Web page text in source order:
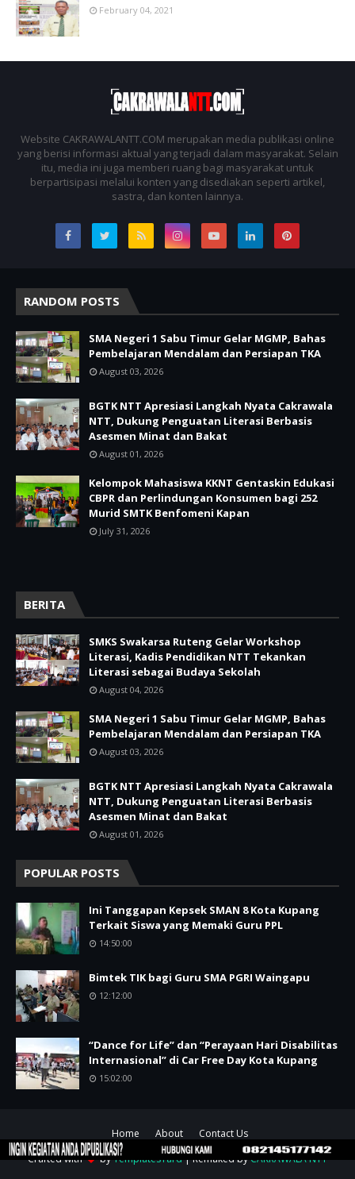
February 04, 2021
Website CAKRAWALANTT.COM merupakan media publikasi online
yang berisi informasi aktual yang terjadi dalam masyarakat. Selain
itu, media ini juga memberi ruang bagi masyarakat untuk
berpartisipasi melalui konten yang disediakan seperti artikel,
sastra, dan konten lainnya.
RANDOM POSTS
SMA Negeri 1 Sabu Timur Gelar MGMP, Bahas
Pembelajaran Mendalam dan Persiapan TKA
August 03, 2026
BGTK NTT Apresiasi Langkah Nyata Cakrawala
NTT, Dukung Penguatan Literasi Berbasis
Asesmen Minat dan Bakat
August 01, 2026
Kelompok Mahasiswa KKNT Gentaskin Edukasi
CBPR dan Perlindungan Konsumen bagi 252
Murid SMTK Benfomeni Kapan
July 31, 2026
BERITA
SMKS Swakarsa Ruteng Gelar Workshop
Literasi, Kadis Pendidikan NTT Tekankan
Literasi sebagai Budaya Sekolah
August 04, 2026
SMA Negeri 1 Sabu Timur Gelar MGMP, Bahas
Pembelajaran Mendalam dan Persiapan TKA
August 03, 2026
BGTK NTT Apresiasi Langkah Nyata Cakrawala
NTT, Dukung Penguatan Literasi Berbasis
Asesmen Minat dan Bakat
August 01, 2026
POPULAR POSTS
Ini Tanggapan Kepsek SMAN 8 Kota Kupang
Terkait Siswa yang Memaki Guru PPL
14:50:00
Bimtek TIK bagi Guru SMA PGRI Waingapu
12:12:00
“Dance for Life” dan “Perayaan Hari Disabilitas
Internasional” di Car Free Day Kota Kupang
15:02:00
Home About
Contact Us
Crafted with
byTemplatesYard| Remaked byCAKRAWALA NTT